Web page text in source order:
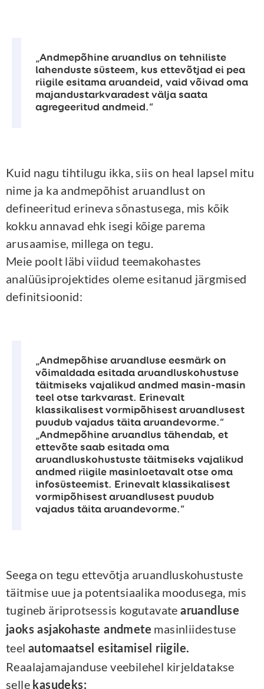
„Andmepõhine aruandlus on tehniliste
lahenduste süsteem, kus ettevõtjad ei pea
riigile esitama aruandeid, vaid võivad oma
majandustarkvaradest välja saata
agregeeritud andmeid.“
Kuid nagu tihtilugu ikka, siis on heal lapsel mitu
nime ja ka andmepõhist aruandlust on
defineeritud erineva sõnastusega, mis kõik
kokku annavad ehk isegi kõige parema
arusaamise, millega on tegu.
Meie poolt läbi viidud teemakohastes
analüüsiprojektides oleme esitanud järgmised
definitsioonid:
„Andmepõhise aruandluse eesmärk on
võimaldada esitada aruandluskohustuse
täitmiseks vajalikud andmed masin-masin
teel otse tarkvarast. Erinevalt
klassikalisest vormipõhisest aruandlusest
puudub vajadus täita aruandevorme.“
„Andmepõhine aruandlus tähendab, et
ettevõte saab esitada oma
aruandluskohustuste täitmiseks vajalikud
andmed riigile masinloetavalt otse oma
infosüsteemist. Erinevalt klassikalisest
vormipõhisest aruandlusest puudub
vajadus täita aruandevorme.“
Seega on tegu ettevõtja aruandluskohustuste
täitmise uue ja potentsiaalika moodusega, mis
tugineb äriprotsessis kogutavatearuandluse
jaoks asjakohaste andmete masinliidestuse
teel automaatsel esitamisel riigile.
Reaalajamajanduse veebilehel kirjeldatakse
selle kasudeks: